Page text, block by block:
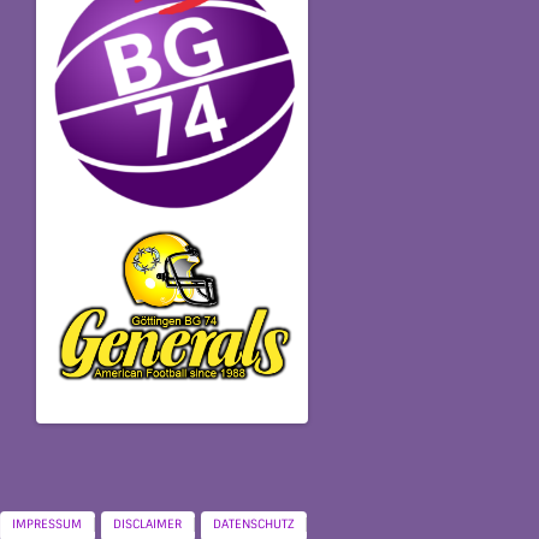
IMPRESSUM DISCLAIMER DATENSCHUTZ